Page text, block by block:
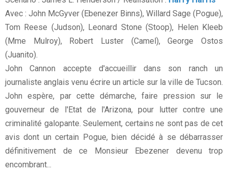
Avec : John McGyver (Ebenezer Binns), Willard Sage (Pogue),
Tom Reese (Judson), Leonard Stone (Stoop), Helen Kleeb
(Mme Mulroy), Robert Luster (Camel), George Ostos
(Juanito).
John Cannon accepte d'accueillir dans son ranch un
journaliste anglais venu écrire un article sur la ville de Tucson.
John espère, par cette démarche, faire pression sur le
gouverneur de l'Etat de l'Arizona, pour lutter contre une
criminalité galopante. Seulement, certains ne sont pas de cet
avis dont un certain Pogue, bien décidé à se débarrasser
définitivement de ce Monsieur Ebezener devenu trop
encombrant...